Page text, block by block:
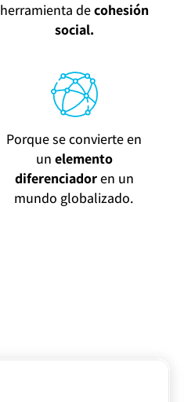
herramienta decohesión
social.
Porque se convierte en
un elemento
diferenciadoren un
mundo globalizado.